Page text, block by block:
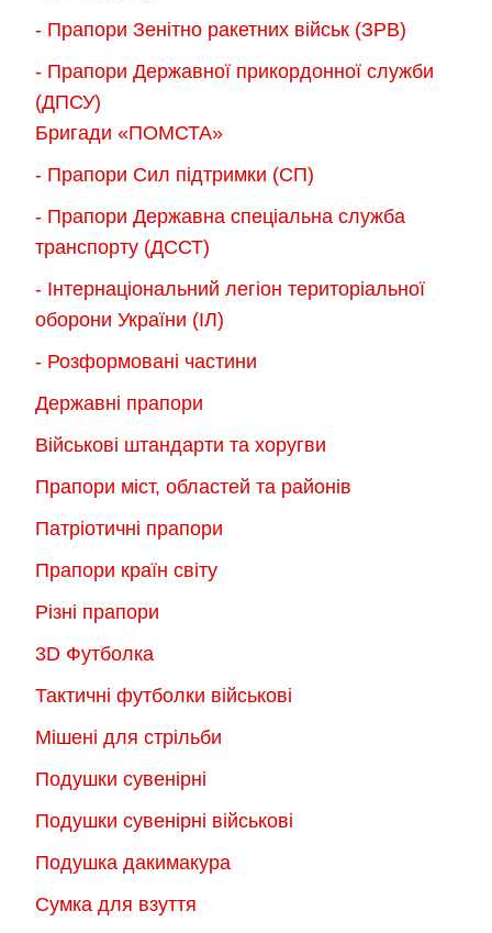
- Прапори Зенітно ракетних військ (ЗРВ)
- Прапори Державної прикордонної служби
(ДПСУ)
Бригади «ПОМСТА»
- Прапори Сил підтримки (СП)
- Прапори Державна спеціальна служба
транспорту (ДССТ)
- Інтернаціональний легіон територіальної
оборони України (ІЛ)
- Розформовані частини
Державні прапори
Військові штандарти та хоругви
Прапори міст, областей та районів
Патріотичні прапори
Прапори країн світу
Різні прапори
3D Футболка
Тактичні футболки військові
Мішені для стрільби
Подушки сувенірні
Подушки сувенірні військові
Подушка дакимакура
Сумка для взуття